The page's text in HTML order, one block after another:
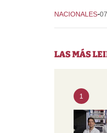
NACIONALES-
LAS MÁS
1